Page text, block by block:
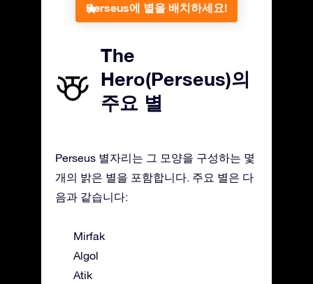
Perseus에 별을 배치하세요!
The
Hero(Perseus)의
주요 별
Perseus 별자리는 그 모양을 구성하는 몇
개의 밝은 별을 포함합니다. 주요 별은 다
음과 같습니다:
Mirfak
Algol
Atik